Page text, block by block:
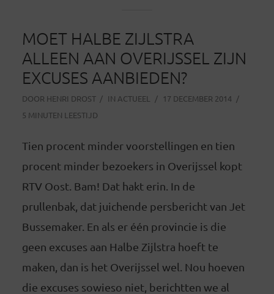
MOET HALBE ZIJLSTRA
ALLEEN AAN OVERIJSSEL ZIJN
EXCUSES AANBIEDEN?
DOOR HENRI DROST IN ACTUEEL
17 DECEMBER 2014
5 MINUTEN LEESTIJD
Tien procent minder voorstellingen en tien
procent minder bezoekers in Overijssel kopt
RTV Oost. Bam! Dat hakt erin. In de
prullenbak, dat juichende persbericht van Jet
Bussemaker. En als er één provincie is die
geen excuses aan Halbe Zijlstra hoeft te
maken, dan is het Overijssel wel. Nou hoeven
die excuses sowieso niet, berichtten we al